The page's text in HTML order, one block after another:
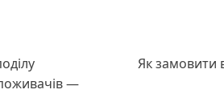
—
Як замовити